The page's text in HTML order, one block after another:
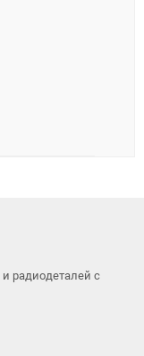
радиодеталей с